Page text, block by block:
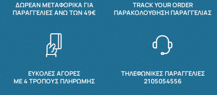
ΔΩΡΕΆΝ ΜΕΤΑΦΟΡΙΚΆ ΓΙΑ
ΠΑΡΑΓΓΕΛΊΕΣ ΆΝΩ ΤΩΝ 49€
TRACK YOUR ORDER
ΠΑΡΑΚΟΛΟΎΘΗΣΗ ΠΑΡΑΓΓΕΛΊΑΣ
ΕΥΚΟΛΕΣ ΑΓΟΡΕΣ
ΜΕ 4 ΤΡΌΠΟΥΣ ΠΛΗΡΩΜΉΣ
ΤΗΛΕΦΩΝΙΚΕΣ ΠΑΡΑΓΓΕΛΙΕΣ
2105054556